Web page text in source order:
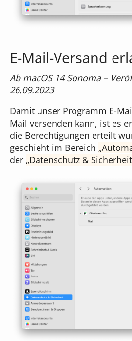
E-Mail-Versand
Ab macOS 14 Sonoma –
26.09.2023
Damit unser Programm E-
Mail versenden kann, ist es
die Berechtigungen erteilt
geschieht im Bereich
der Datenschutz & Sicherheit